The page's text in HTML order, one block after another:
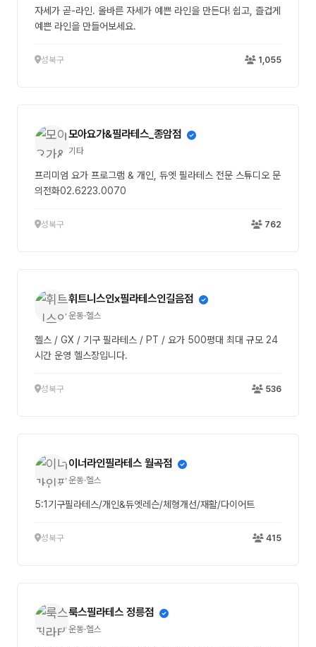
자세가 곧-라인. 올바른 자세가 예쁜 라인을 만든다! 쉽고, 즐겁게
예쁜 라인을 만들어보세요.
성북구 1,055
모아요가&필라테스_종암점
기타
프리미엄 요가 프로그램 & 개인, 듀엣 필라테스 전문 스튜디오 문
의전화02.6223.0070
성북구 762
휘트니스인x필라테스인길음점
운동·헬스
헬스 / GX / 기구 필라테스 / PT / 요가 500평대 최대 규모 24
시간 운영 헬스장입니다.
성북구 536
이너라인필라테스 월곡점
운동·헬스
5:1기구필라테스/개인&듀엣레슨/체형개선/재활/다이어트
성북구 415
룩스필라테스 정릉점
운동·헬스